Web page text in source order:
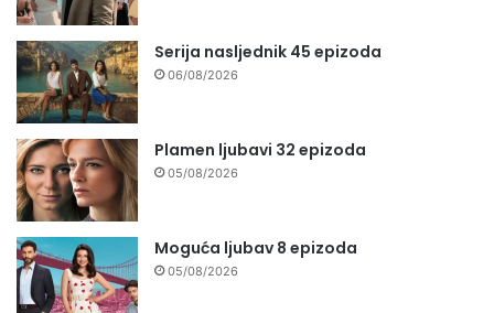
Serija nasljednik 45 epizoda
06/08/2026
Plamen ljubavi 32 epizoda
05/08/2026
Moguća ljubav 8 epizoda
05/08/2026